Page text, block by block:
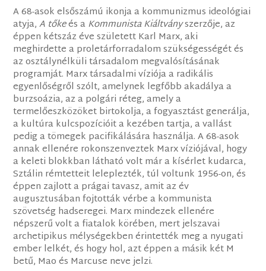
A 68-asok elsőszámú ikonja a kommunizmus ideológiai
atyja,A tőkeés aKommunista Kiáltványszerzője, az
éppen kétszáz éve született Karl Marx, aki
meghirdette a proletárforradalom szükségességét és
az osztálynélküli társadalom megvalósításának
programját. Marx társadalmi víziója a radikális
egyenlőségről szólt, amelynek legfőbb akadálya a
burzsoázia, az a polgári réteg, amely a
termelőeszközöket birtokolja, a fogyasztást generálja,
a kultúra kulcspozícióit a kezében tartja, a vallást
pedig a tömegek pacifikálására használja. A 68-asok
annak ellenére rokonszenveztek Marx víziójával, hogy
a keleti blokkban látható volt már a kísérlet kudarca,
Sztálin rémtetteit leleplezték, túl voltunk 1956-on, és
éppen zajlott a prágai tavasz, amit az év
augusztusában fojtották vérbe a kommunista
szövetség hadseregei. Marx mindezek ellenére
népszerű volt a fiatalok körében, mert jelszavai
archetipikus mélységekben érintették meg a nyugati
ember lelkét, és hogy hol, azt éppen a másik két M
betű, Mao és Marcuse neve jelzi.